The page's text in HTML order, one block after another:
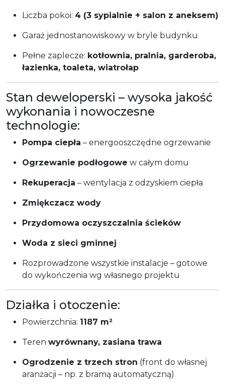
Liczba pokoi: 4 (3 sypialnie + salon z aneksem)
Garaż jednostanowiskowy w bryle budynku
Pełne zaplecze: kotłownia, pralnia, garderoba,
łazienka, toaleta, wiatrołap
Stan deweloperski – wysoka jakość
wykonania i nowoczesne
technologie:
Pompa ciepła – energooszczędne ogrzewanie
Ogrzewanie podłogowe w całym domu
Rekuperacja – wentylacja z odzyskiem ciepła
Zmiękczacz wody
Przydomowa oczyszczalnia ścieków
Woda z sieci gminnej
Rozprowadzone wszystkie instalacje – gotowe
do wykończenia wg własnego projektu
Działka i otoczenie:
Powierzchnia: 1187 m²
Teren wyrównany, zasiana trawa
Ogrodzenie z trzech stron (front do własnej
aranżacji – np. z bramą automatyczną)